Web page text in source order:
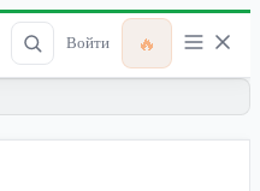
Войти 🔥